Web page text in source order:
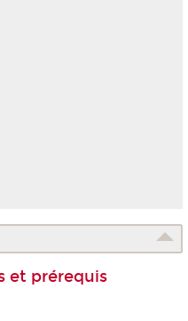
et prérequis